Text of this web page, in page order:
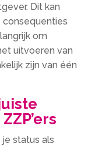
Dit kan
consequenties
om
uitvoeren van
zijn van één
status als